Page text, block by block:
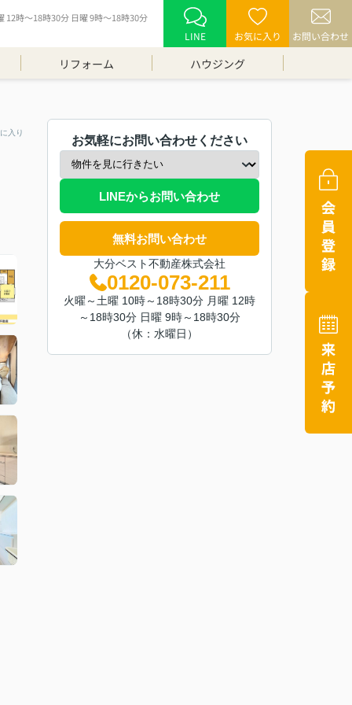
12時～18時30分 日曜 9時～18時30分
LINE お気に入り お問い合わせ
リフォーム ハウジング
入り
お気軽にお問い合わせください
LINEからお問い合わせ
無料お問い合わせ
大分ベスト不動産株式会社
0120-073-211
火曜～土曜 10時～18時30分 月曜 12時
～18時30分 日曜 9時～18時30分
（休：水曜日）